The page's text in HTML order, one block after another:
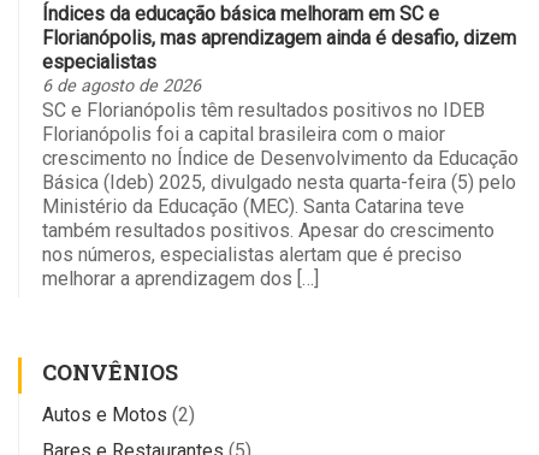
Índices da educação básica melhoram em SC e
Florianópolis, mas aprendizagem ainda é desafio, dizem
especialistas
6 de agosto de 2026
SC e Florianópolis têm resultados positivos no IDEB
Florianópolis foi a capital brasileira com o maior
crescimento no Índice de Desenvolvimento da Educação
Básica (Ideb) 2025, divulgado nesta quarta-feira (5) pelo
Ministério da Educação (MEC). Santa Catarina teve
também resultados positivos. Apesar do crescimento
nos números, especialistas alertam que é preciso
melhorar a aprendizagem dos […]
CONVÊNIOS
Autos e Motos (2)